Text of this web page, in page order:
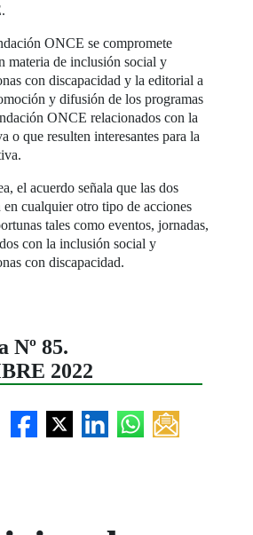
ONCE se compromete
materia de inclusión social y
con discapacidad y la editorial a
y difusión de los programas
ONCE relacionados con la
o que resulten interesantes para la
el acuerdo señala que las dos
en cualquier otro tipo de acciones
tales como eventos, jornadas,
con la inclusión social y
con discapacidad.
Nº 85.
2022